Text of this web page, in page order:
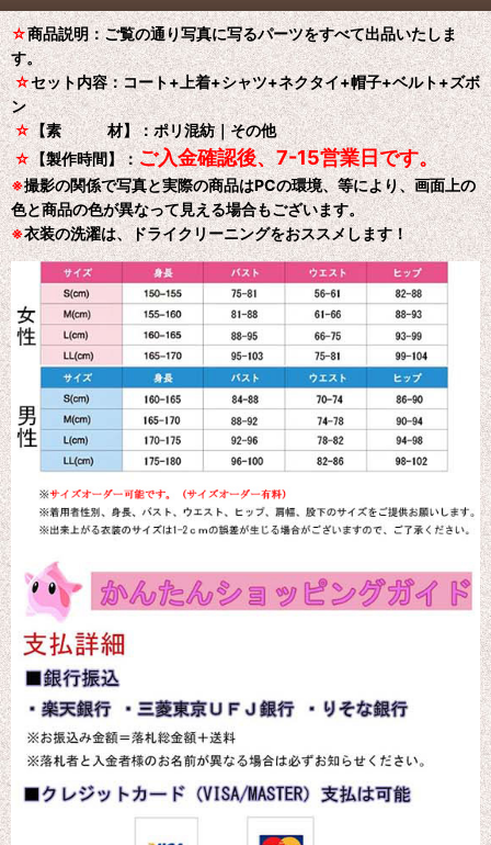
☆商品説明：ご覧の通り写真に写るパーツをすべて出品いたしま
す。
☆セット内容：コート+上着+シャツ+ネクタイ+帽子+ベルト+ズボ
ン
☆【素 材】：ポリ混紡｜その他
☆【製作時間】：ご入金確認後、7-15営業日です。
※撮影の関係で写真と実際の商品はPCの環境、等により、画面上の
色と商品の色が異なって見える場合もございます。
※衣装の洗濯は、ドライクリーニングをおススメします！